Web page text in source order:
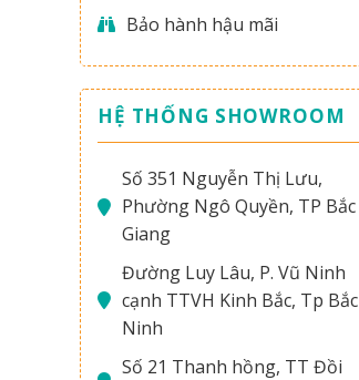
Bảo hành hậu mãi
HỆ THỐNG SHOWROOM
Số 351 Nguyễn Thị Lưu,
Phường Ngô Quyền, TP Bắc
Giang
Đường Luy Lâu, P. Vũ Ninh
cạnh TTVH Kinh Bắc, Tp Bắc
Ninh
Số 21 Thanh hồng, TT Đồi